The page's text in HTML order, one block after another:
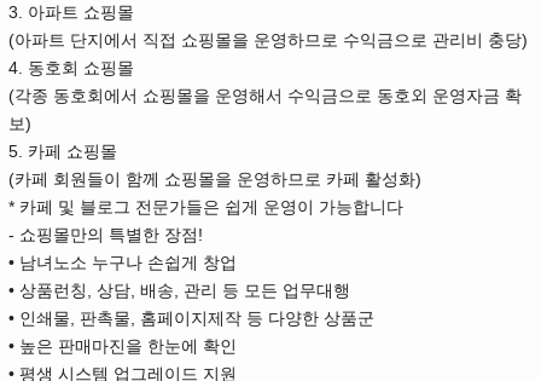
3. 아파트 쇼핑몰
(아파트 단지에서 직접 쇼핑몰을 운영하므로 수익금으로 관리비 충당)
4. 동호회 쇼핑몰
(각종 동호회에서 쇼핑몰을 운영해서 수익금으로 동호외 운영자금 확
보)
5. 카페 쇼핑몰
(카페 회원들이 함께 쇼핑몰을 운영하므로 카페 활성화)
* 카페 및 블로그 전문가들은 쉽게 운영이 가능합니다
- 쇼핑몰만의 특별한 장점!
• 남녀노소 누구나 손쉽게 창업
• 상품런칭, 상담, 배송, 관리 등 모든 업무대행
• 인쇄물, 판촉물, 홈페이지제작 등 다양한 상품군
• 높은 판매마진을 한눈에 확인
• 평생 시스템 업그레이드 지원